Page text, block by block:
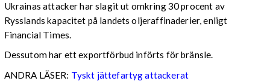
Ukrainas attacker har slagit ut omkring 30 procent av
Rysslands kapacitet på landets oljeraffinaderier, enligt
Financial Times.
Dessutom har ett exportförbud införts för bränsle.
ANDRA LÄSER: Tyskt jättefartyg attackerat